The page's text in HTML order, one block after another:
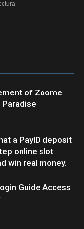
of Zoome
Paradise
a PayID deposit
online slot
win real money.
Guide Access